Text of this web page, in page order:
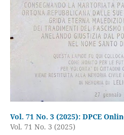
Vol. 71 No. 3 (2025): DPCE
Vol. 71 No. 3 (2025)